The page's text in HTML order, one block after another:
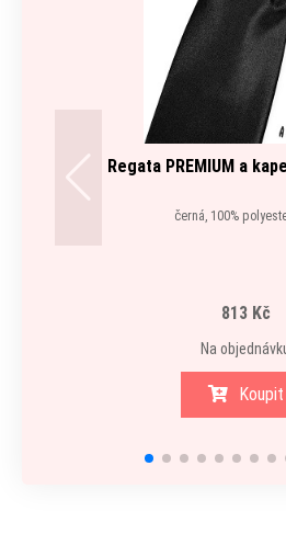
Regata PREMIUM a
černá, 100%
813 Kč
Na
Koupit